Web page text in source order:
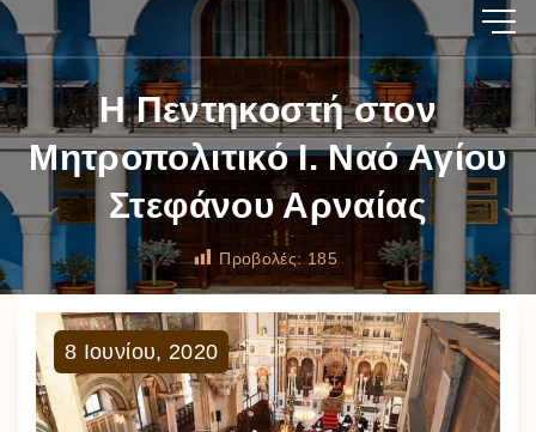
Η Πεντηκοστή στον
Μητροπολιτικό Ι. Ναό Αγίου
Στεφάνου Αρναίας
Προβολές: 185
8 Ιουνίου, 2020